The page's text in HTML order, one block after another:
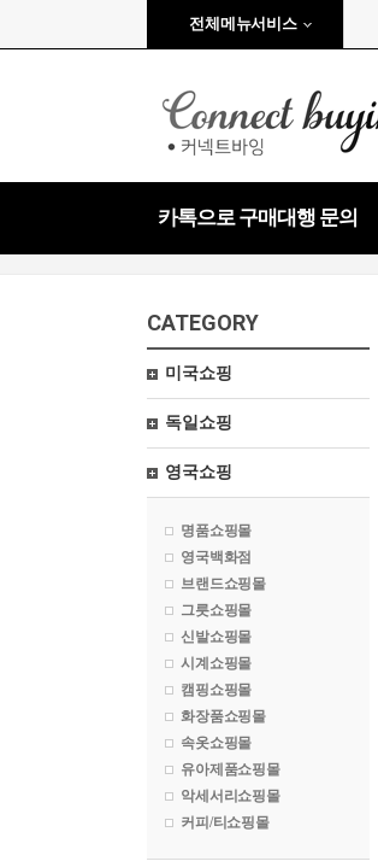
전체메뉴서비스
카톡으로 구매대행 문의
CATEGORY
미국쇼핑
독일쇼핑
영국쇼핑
명품쇼핑몰
영국백화점
브랜드쇼핑몰
그릇쇼핑몰
신발쇼핑몰
시계쇼핑몰
캠핑쇼핑몰
화장품쇼핑몰
속옷쇼핑몰
유아제품쇼핑몰
악세서리쇼핑몰
커피/티쇼핑몰